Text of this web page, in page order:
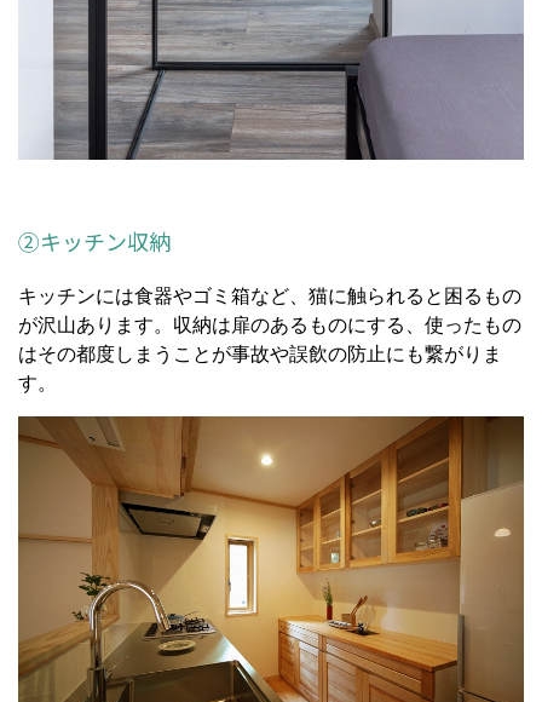
②キッチン収納
キッチンには食器やゴミ箱など、猫に触られると困るもの
が沢山あります。収納は扉のあるものにする、使ったもの
はその都度しまうことが事故や誤飲の防止にも繋がりま
す。